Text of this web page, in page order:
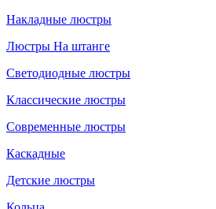
Накладные люстры
Люстры На штанге
Светодиодные люстры
Классические люстры
Современные люстры
Каскадные
Детские люстры